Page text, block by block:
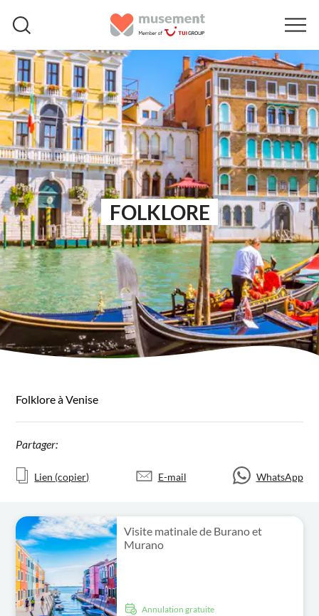
FOLKLORE
Folklore à Venise
Partager:
Lien (copier) E-mail WhatsApp
Visite matinale de Burano et
Murano
Annulation gratuite